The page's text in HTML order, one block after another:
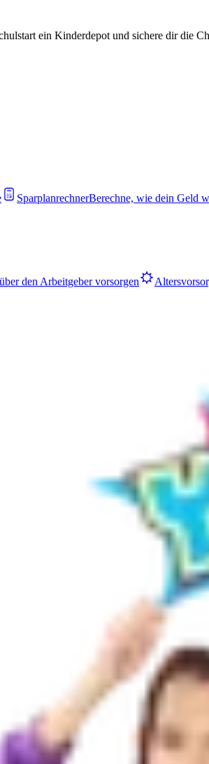
ein Kinderdepot und sichere dir die
SparplanrechnerBerechne, wie dein Geld
den Arbeitgeber vorsorgen